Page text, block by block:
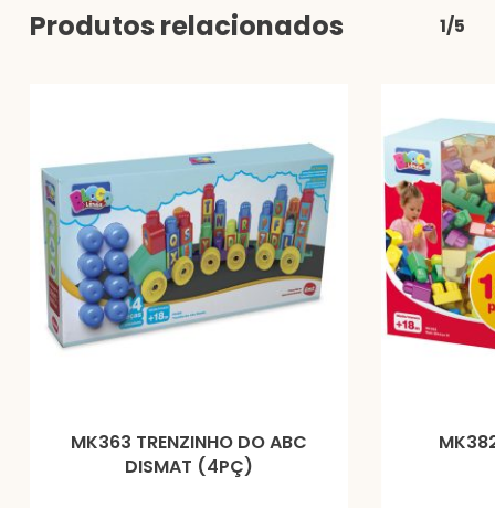
Produtos relacionados 1/5
MK363 TRENZINHO DO ABC
DISMAT (4PÇ)